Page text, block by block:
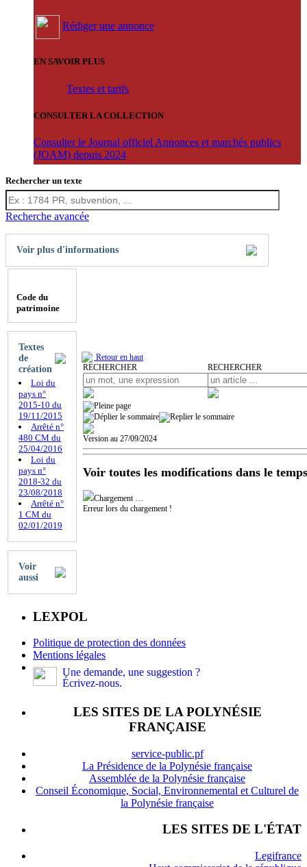
Rédiger une annonce
EN SAVOIR PLUS
Textes et tarifs
CONSULTER LA COLLECTION
Consulter le Journal officiel Annonces et marchés publics
(JOAM) depuis 2024
Rechercher un texte
Recherche avancée
Voir plus d'informations
Code du
patrimoine
Textes
de
création
Loi du
pays n°
2015-10 du
19/11/2015
Arrêté n°
480 CM du
25/04/2016
Loi du
pays n°
2018-32 du
23/08/2018
Arrêté n°
1 CM du
02/01/2019
Voir
aussi
Retour en haut
RECHERCHER
RECHERCHER
Version au 27/09/2024
Voir toutes les modifications dans le
Chargement …
Erreur lors du chargement !
LEXPOL
Politique de protection des données
Mentions légales
Une demande, une suggestion ?
Écrivez-nous.
LES SITES DE LA POLYNÉSIE
FRANÇAISE
service-public.pf
La Présidence de la Polynésie française
Assemblée de la Polynésie française
Conseil Économique, Social, Environnemental et Culturel de
la Polynésie française
LES SITES DE L'ÉTAT
Legifrance